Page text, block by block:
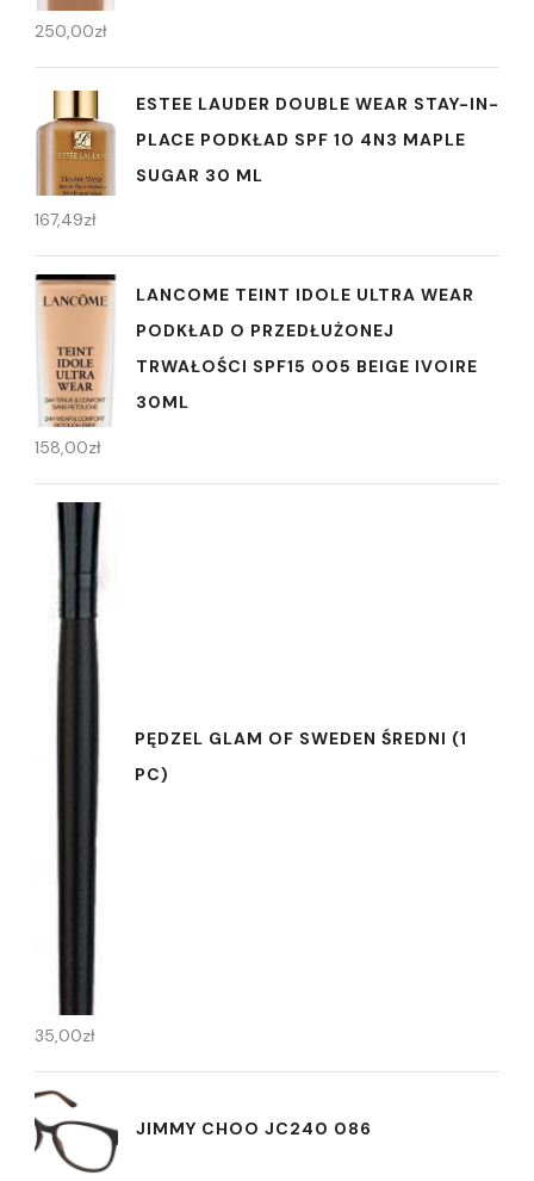
250,00zł
ESTEE LAUDER DOUBLE WEAR STAY-IN-
PLACE PODKŁAD SPF 10 4N3 MAPLE
SUGAR 30 ML
167,49zł
LANCOME TEINT IDOLE ULTRA WEAR
PODKŁAD O PRZEDŁUŻONEJ
TRWAŁOŚCI SPF15 005 BEIGE IVOIRE
30ML
158,00zł
PĘDZEL GLAM OF SWEDEN ŚREDNI (1
PC)
35,00zł
JIMMY CHOO JC240 086